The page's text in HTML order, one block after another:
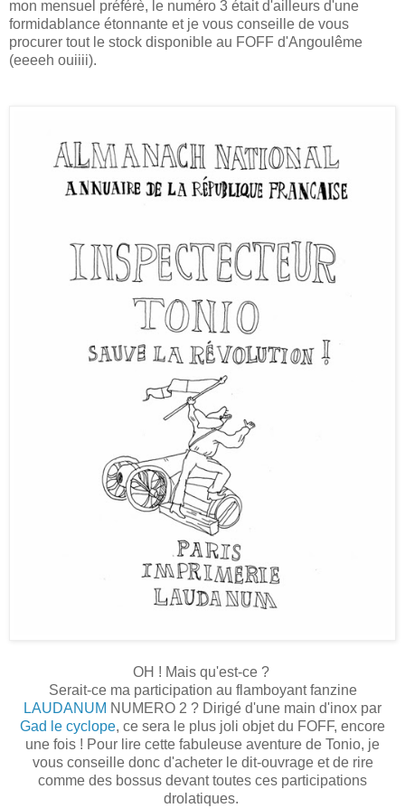
mon mensuel préférè, le numéro 3 était d'ailleurs d'une
formidablance étonnante et je vous conseille de vous
procurer tout le stock disponible au FOFF d'Angoulême
(eeeeh ouiiii).
OH ! Mais qu'est-ce ?
Serait-ce ma participation au flamboyant fanzine
LAUDANUM NUMERO 2 ? Dirigé d'une main d'inox par
Gad le cyclope, ce sera le plus joli objet du FOFF, encore
une fois ! Pour lire cette fabuleuse aventure de Tonio, je
vous conseille donc d'acheter le dit-ouvrage et de rire
comme des bossus devant toutes ces participations
drolatiques.